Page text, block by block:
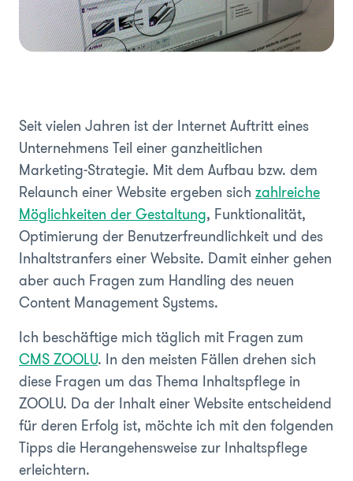
Seit vielen Jahren ist der Internet Auftritt eines
Unternehmens Teil einer ganzheitlichen
Marketing-Strategie. Mit dem Aufbau bzw. dem
Relaunch einer Website ergeben sich zahlreiche
Möglichkeiten der Gestaltung, Funktionalität,
Optimierung der Benutzerfreundlichkeit und des
Inhaltstranfers einer Website. Damit einher gehen
aber auch Fragen zum Handling des neuen
Content Management Systems.
Ich beschäftige mich täglich mit Fragen zum
CMS ZOOLU. In den meisten Fällen drehen sich
diese Fragen um das Thema Inhaltspflege in
ZOOLU. Da der Inhalt einer Website entscheidend
für deren Erfolg ist, möchte ich mit den folgenden
Tipps die Herangehensweise zur Inhaltspflege
erleichtern.